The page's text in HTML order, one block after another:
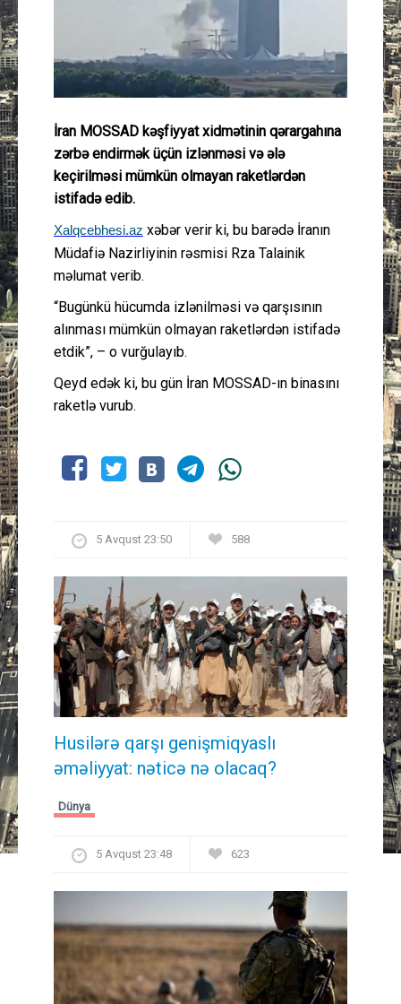
Gündəm
Peşə etikası
İran MOSSAD kəşfiyyat xidmətinin qərargahına
zərbə endirmək üçün izlənməsi və ələ
keçirilməsi mümkün olmayan raketlərdən
istifadə edib.
Xalqcebhesi.az xəbər verir ki, bu barədə İranın
Müdafiə Nazirliyinin rəsmisi Rza Talainik
məlumat verib.
“Bugünkü hücumda izlənilməsi və qarşısının
alınması mümkün olmayan raketlərdən istifadə
etdik”, – o vurğulayıb.
Qeyd edək ki, bu gün İran MOSSAD-ın binasını
raketlə vurub.
5 Avqust 23:50 588
Husilərə qarşı genişmiqyaslı
əməliyyat: nəticə nə olacaq?
Dünya
5 Avqust 23:48 623